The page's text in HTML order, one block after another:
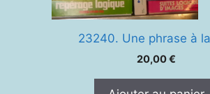
23240. Une phrase à
20,00€